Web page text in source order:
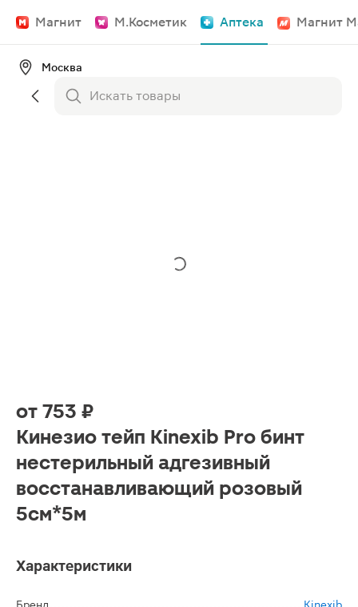
Магнит М.Косметик Аптека Магнит
Москва
от 753 ₽
Кинезио тейп Kinexib Pro бинт
нестерильный адгезивный
восстанавливающий розовый
5см*5м
Характеристики